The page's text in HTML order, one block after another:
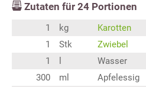
Zutaten für 24 Portionen
1 kg
Karotten
1
Stk
Zwiebel
1
Wasser
300
ml
Apfelessig